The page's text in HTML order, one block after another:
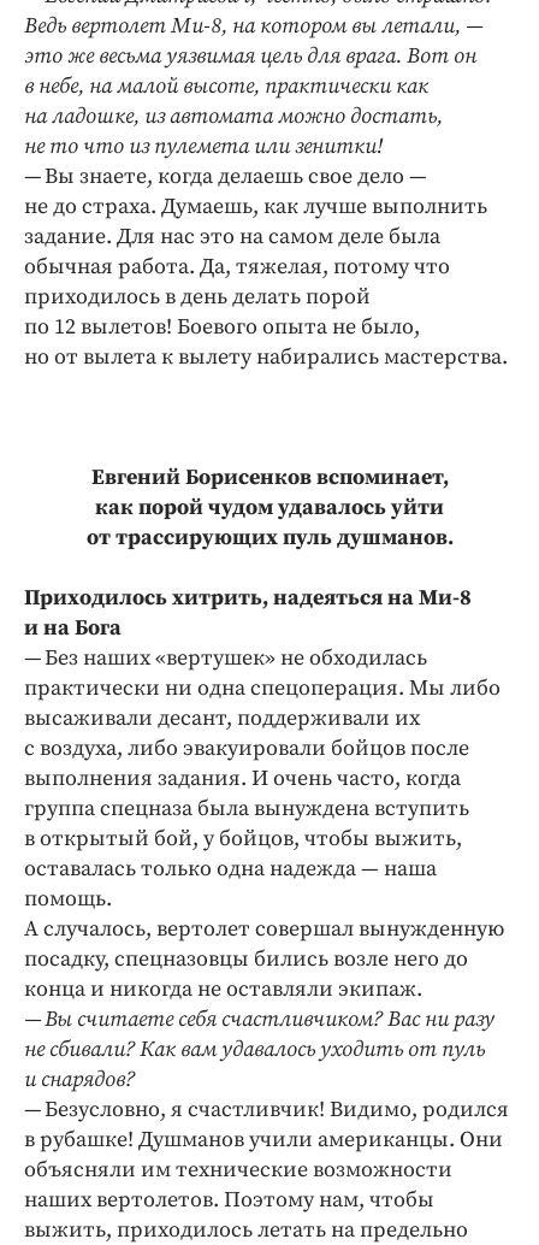
Ведь вертолет Ми‑8, на котором вы летали, —
это же весьма уязвимая цель для врага. Вот он
в небе, на малой высоте, практически как
на ладошке, из автомата можно достать,
не то что из пулемета или зенитки!
— Вы знаете, когда делаешь свое дело —
не до страха. Думаешь, как лучше выполнить
задание. Для нас это на самом деле была
обычная работа. Да, тяжелая, потому что
приходилось в день делать порой
по 12 вылетов! Боевого опыта не было,
но от вылета к вылету набирались мастерства.
Евгений Борисенков вспоминает,
как порой чудом удавалось уйти
от трассирующих пуль душманов.
Приходилось хитрить, надеяться на Ми‑8
и на Бога
— Без наших «вертушек» не обходилась
практически ни одна спецоперация. Мы либо
высаживали десант, поддерживали их
с воздуха, либо эвакуировали бойцов после
выполнения задания. И очень часто, когда
группа спецназа была вынуждена вступить
в открытый бой, у бойцов, чтобы выжить,
оставалась только одна надежда — наша
помощь.
А случалось, вертолет совершал вынужденную
посадку, спецназовцы бились возле него до
конца и никогда не оставляли экипаж.
— Вы считаете себя счастливчиком? Вас ни разу
не сбивали? Как вам удавалось уходить от пуль
и снарядов?
— Безусловно, я счастливчик! Видимо, родился
в рубашке! Душманов учили американцы. Они
объясняли им технические возможности
наших вертолетов. Поэтому нам, чтобы
выжить, приходилось летать на предельно